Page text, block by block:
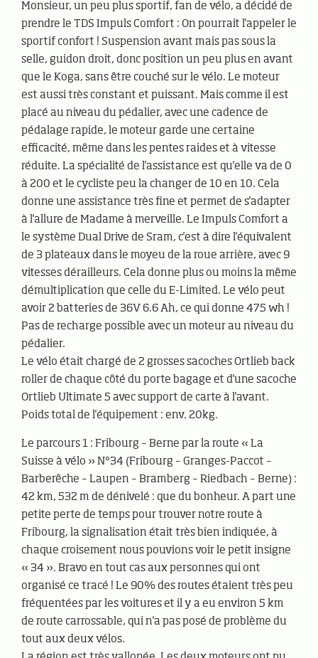
Monsieur, un peu plus sportif, fan de vélo, a décidé de
prendre le TDS Impuls Comfort : On pourrait l'appeler le
sportif confort ! Suspension avant mais pas sous la
selle, guidon droit, donc position un peu plus en avant
que le Koga, sans être couché sur le vélo. Le moteur
est aussi très constant et puissant. Mais comme il est
placé au niveau du pédalier, avec une cadence de
pédalage rapide, le moteur garde une certaine
efficacité, même dans les pentes raides et à vitesse
réduite. La spécialité de l'assistance est qu'elle va de 0
à 200 et le cycliste peu la changer de 10 en 10. Cela
donne une assistance très fine et permet de s'adapter
à l'allure de Madame à merveille. Le Impuls Comfort a
le système Dual Drive de Sram, c'est à dire l'équivalent
de 3 plateaux dans le moyeu de la roue arrière, avec 9
vitesses dérailleurs. Cela donne plus ou moins la même
démultiplication que celle du E-Limited. Le vélo peut
avoir 2 batteries de 36V 6.6 Ah, ce qui donne 475 wh !
Pas de recharge possible avec un moteur au niveau du
pédalier.
Le vélo était chargé de 2 grosses sacoches Ortlieb back
roller de chaque côté du porte bagage et d'une sacoche
Ortlieb Ultimate 5 avec support de carte à l'avant.
Poids total de l'équipement : env. 20kg.
Le parcours 1 : Fribourg – Berne par la route « La
Suisse à vélo » N°34 (Fribourg – Granges-Paccot –
Barberêche – Laupen – Bramberg – Riedbach – Berne) :
42 km, 532 m de dénivelé : que du bonheur. A part une
petite perte de temps pour trouver notre route à
Fribourg, la signalisation était très bien indiquée, à
chaque croisement nous pouvions voir le petit insigne
« 34 ». Bravo en tout cas aux personnes qui ont
organisé ce tracé ! Le 90% des routes étaient très peu
fréquentées par les voitures et il y a eu environ 5 km
de route carrossable, qui n'a pas posé de problème du
tout aux deux vélos.